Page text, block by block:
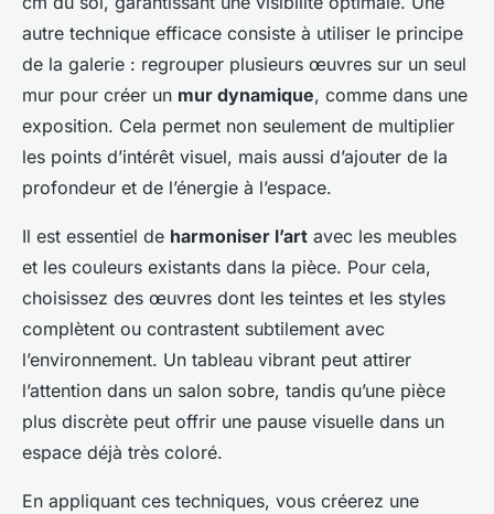
autre technique efficace consiste à utiliser le principe
de la galerie : regrouper plusieurs œuvres sur un seul
mur pour créer un mur dynamique, comme dans une
exposition. Cela permet non seulement de multiplier
les points d’intérêt visuel, mais aussi d’ajouter de la
profondeur et de l’énergie à l’espace.
Il est essentiel de harmoniser l’art avec les meubles
et les couleurs existants dans la pièce. Pour cela,
choisissez des œuvres dont les teintes et les styles
complètent ou contrastent subtilement avec
l’environnement. Un tableau vibrant peut attirer
l’attention dans un salon sobre, tandis qu’une pièce
plus discrète peut offrir une pause visuelle dans un
espace déjà très coloré.
En appliquant ces techniques, vous créerez une